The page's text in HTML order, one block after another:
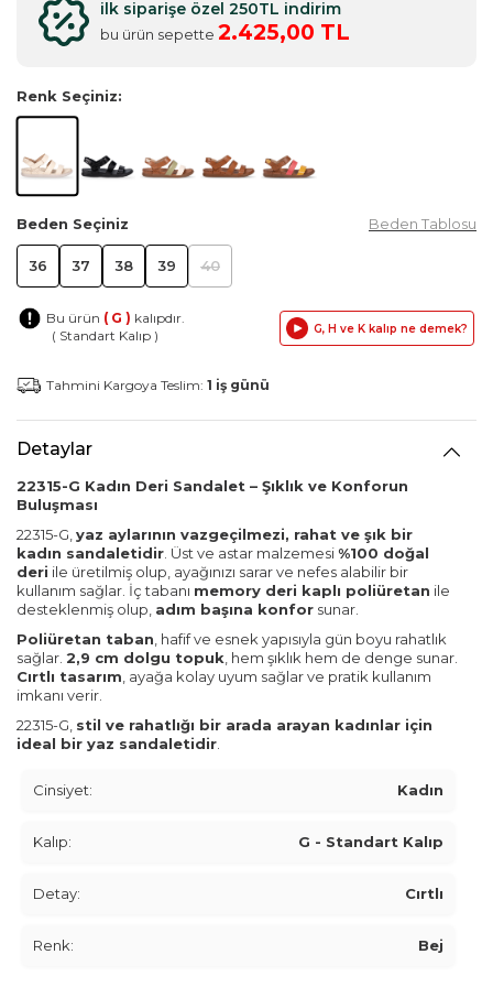
ilk siparişe özel 250TL indirim
bu ürün sepette 2.425,00 TL
Renk Seçiniz:
Beden Seçiniz Beden Tablosu
36 37 38 39 40
Bu ürün ( G ) kalıpdır.
( Standart Kalıp )
G, H ve K kalıp ne demek?
Tahmini Kargoya Teslim: 1 iş günü
Detaylar
22315-G Kadın Deri Sandalet – Şıklık ve Konforun
Buluşması
22315-G,yaz aylarının vazgeçilmezi, rahat ve şık bir
kadın sandaletidir. Üst ve astar malzemesi%100 doğal
deri ile üretilmiş olup, ayağınızı sarar ve nefes alabilir bir
kullanım sağlar. İç tabanı memory deri kaplı poliüretan ile
desteklenmiş olup, adım başına konfor sunar.
Poliüretan taban, hafif ve esnek yapısıyla gün boyu rahatlık
sağlar. 2,9 cm dolgu topuk, hem şıklık hem de denge sunar.
Cırtlı tasarım, ayağa kolay uyum sağlar ve pratik kullanım
imkanı verir.
22315-G, stil ve rahatlığı bir arada arayan kadınlar için
ideal bir yaz sandaletidir.
Cinsiyet: Kadın
Kalıp: G - Standart Kalıp
Detay: Cırtlı
Renk: Bej